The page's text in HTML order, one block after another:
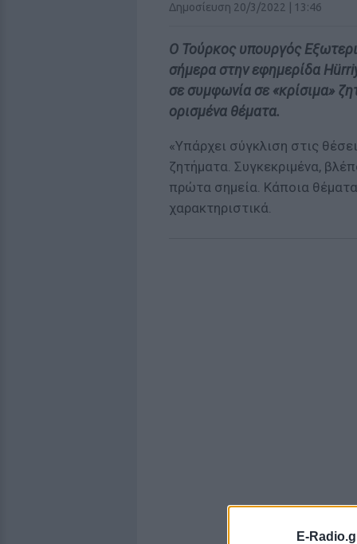
E-
Δημοσίευση 20/3/2022 | 13:46
Ο Τούρκος υπουργός
σήμερα στην εφημερίδα
σε συμφωνία σε «κρίσιμα»
ορισμένα θέματα.
«Υπάρχει σύγκλιση στις
ζητήματα. Συγκεκριμένα,
πρώτα σημεία. Κάποια
χαρακτηριστικά.